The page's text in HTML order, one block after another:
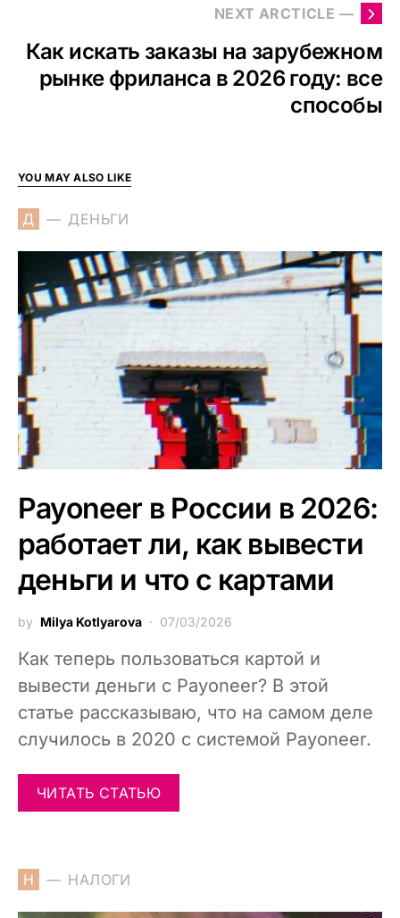
NEXT ARCTICLE —
Как искать заказы на зарубежном
рынке фриланса в 2026 году: все
способы
YOU MAY ALSO LIKE
Д ДЕНЬГИ
Payoneer в России в 2026:
работает ли, как вывести
деньги и что с картами
by Milya Kotlyarova 07/03/2026
Как теперь пользоваться картой и
вывести деньги с Payoneer? В этой
статье рассказываю, что на самом деле
случилось в 2020 с системой Payoneer.
ЧИТАТЬ СТАТЬЮ
Н НАЛОГИ